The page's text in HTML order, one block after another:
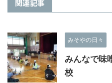
関連記事
みそやの日々
みんなで味
校